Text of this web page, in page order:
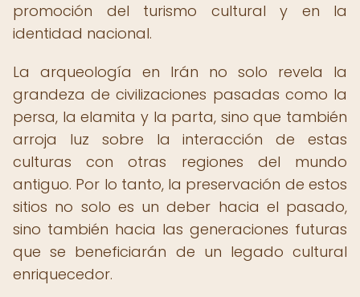
promoción del turismo cultural y en la
identidad nacional.
La arqueología en Irán no solo revela la
grandeza de civilizaciones pasadas como la
persa, la elamita y la parta, sino que también
arroja luz sobre la interacción de estas
culturas con otras regiones del mundo
antiguo. Por lo tanto, la preservación de estos
sitios no solo es un deber hacia el pasado,
sino también hacia las generaciones futuras
que se beneficiarán de un legado cultural
enriquecedor.